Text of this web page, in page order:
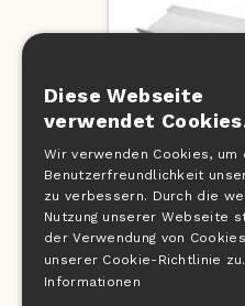
Diese Webseite
verwendet
Wir verwenden Cookies, um
Benutzerfreundlichkeit
zu verbessern. Durch die
Nutzung unserer Webseite
der Verwendung von
unserer Cookie-Richtlinie zu.
Informationen